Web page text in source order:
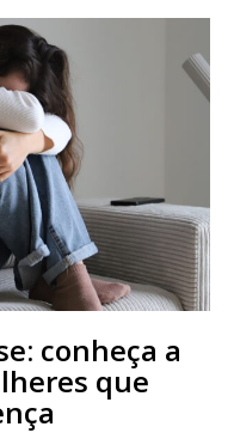
conheça a
que